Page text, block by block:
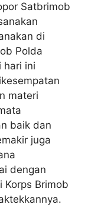
Satbrimob
di
Polda
hari ini
materi
baik dan
juga
dengan
Korps Brimob